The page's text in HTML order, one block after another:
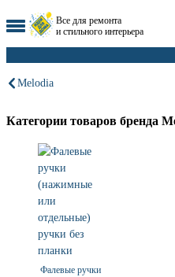
Все для ремонта
и стильного интерьера
Melodia
Категории товаров бренда
Фалевые ручки